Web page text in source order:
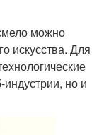
можно
искусства. Для
но и